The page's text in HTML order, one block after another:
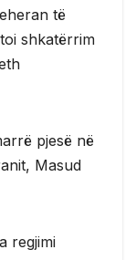
të
shkatërrim
pjesë në
Masud
regjimi